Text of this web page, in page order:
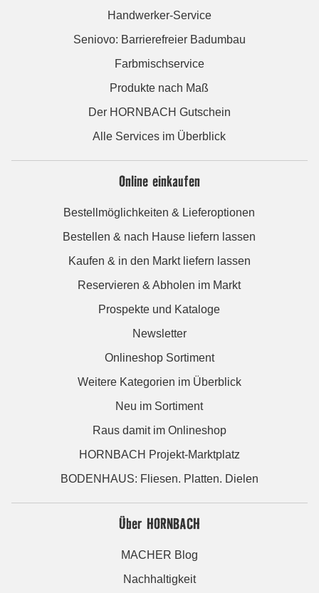
Handwerker-Service
Seniovo: Barrierefreier Badumbau
Farbmischservice
Produkte nach Maß
Der HORNBACH Gutschein
Alle Services im Überblick
Online einkaufen
Bestellmöglichkeiten & Lieferoptionen
Bestellen & nach Hause liefern lassen
Kaufen & in den Markt liefern lassen
Reservieren & Abholen im Markt
Prospekte und Kataloge
Newsletter
Onlineshop Sortiment
Weitere Kategorien im Überblick
Neu im Sortiment
Raus damit im Onlineshop
HORNBACH Projekt-Marktplatz
BODENHAUS: Fliesen. Platten. Dielen
Über HORNBACH
MACHER Blog
Nachhaltigkeit